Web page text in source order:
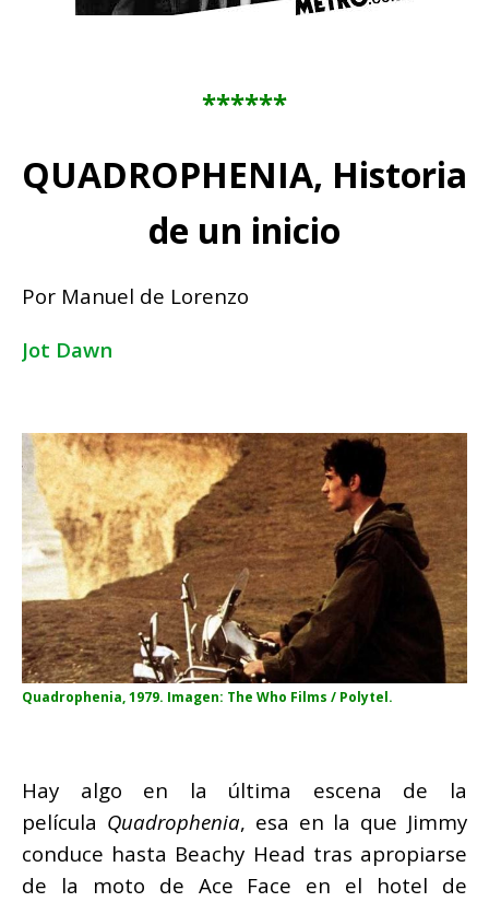
******
QUADROPHENIA, Historia
de un inicio
Por Manuel de Lorenzo
Jot Dawn
Quadrophenia, 1979. Imagen: The Who Films / Polytel.
Hay algo en la última escena de la
película Quadrophenia, esa en la que Jimmy
conduce hasta Beachy Head tras apropiarse
de la moto de Ace Face en el hotel de